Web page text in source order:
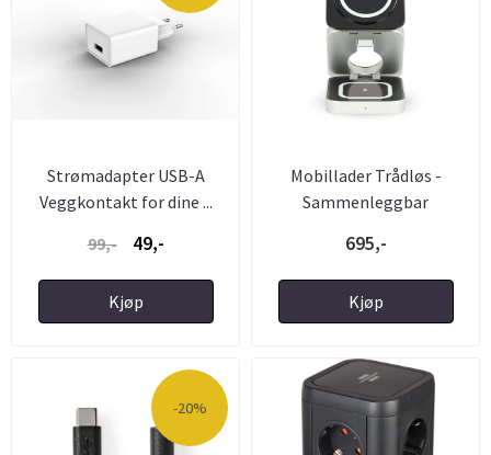
Strømadapter USB-A
Veggkontakt for dine ...
99,-
49,-
Kjøp
Mobillader Trådløs -
Sammenleggbar
695,-
Kjøp
-20%